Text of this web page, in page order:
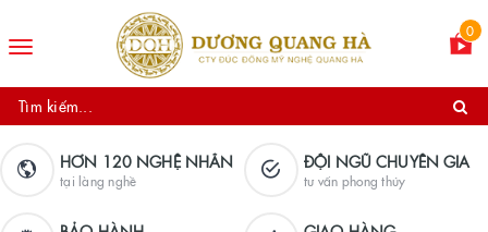
Toggle
0
HƠN 120 NGHỆ NHÂN
tại làng nghề
ĐỘI NGŨ CHUYÊN GIA
tư vấn phong thủy